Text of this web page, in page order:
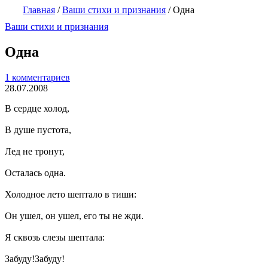
Главная /Ваши стихи и признания /Одна
Ваши стихи и признания
Одна
1 комментариев
28.07.2008
В сердце холод,
В душе пустота,
Лед не тронут,
Осталась одна.
Холодное лето шептало в тиши:
Он ушел, он ушел, его ты не жди.
Я сквозь слезы шептала:
Забуду!Забуду!